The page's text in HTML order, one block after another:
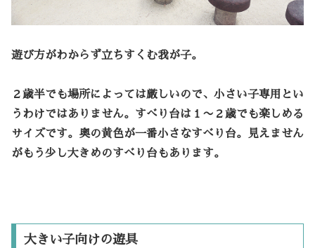
遊び方がわからず立ちすくむ我が子。
２歳半でも場所によっては厳しいので、小さい子専用とい
うわけではありません。すべり台は１〜２歳でも楽しめる
サイズです。奥の黄色が一番小さなすべり台。見えません
がもう少し大きめのすべり台もあります。
大きい子向けの遊具